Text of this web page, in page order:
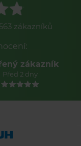
zákazníků
zákazník
Před 2 dny